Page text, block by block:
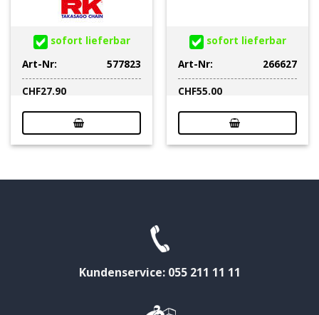
sofort lieferbar
Art-Nr:
577823
CHF27.90
sofort lieferbar
Art-Nr:
266627
CHF55.00
Kundenservice: 055 211 11 11